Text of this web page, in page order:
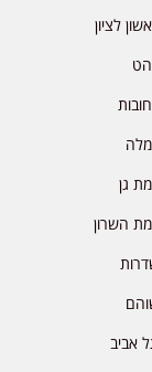
לציון
גן
השרון
אביב